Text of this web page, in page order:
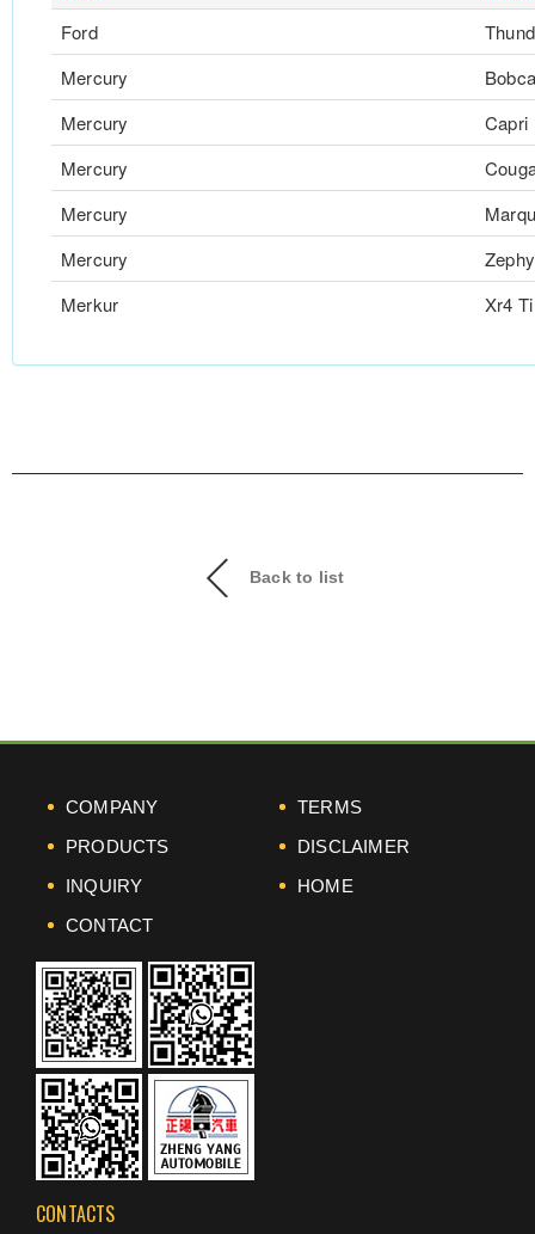
Ford
Mercury
Mercury
Capri
Mercury
Mercury
Mercury
Merkur
Xr4 Ti
Back to list
COMPANY
TERMS
PRODUCTS
DISCLAIMER
INQUIRY
HOME
CONTACT
CONTACTS